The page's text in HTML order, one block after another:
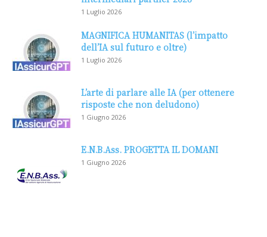
1 Luglio 2026
MAGNIFICA HUMANITAS (l’impatto
dell’IA sul futuro e oltre)
1 Luglio 2026
L’arte di parlare alle IA (per ottenere
risposte che non deludono)
1 Giugno 2026
E.N.B.Ass. PROGETTA IL DOMANI
1 Giugno 2026